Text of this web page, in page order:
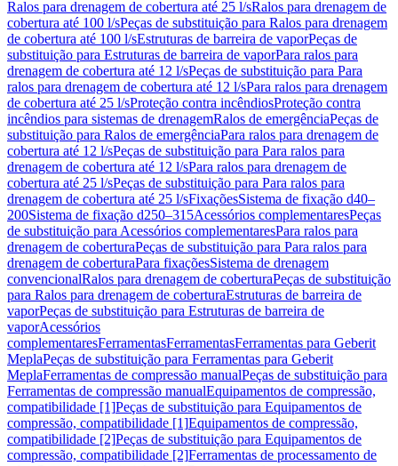
Ralos para drenagem de cobertura até 25 l/sRalos para drenagem de
cobertura até 100 l/sPeças de substituição para Ralos para drenagem
de cobertura até 100 l/sEstruturas de barreira de vaporPeças de
substituição para Estruturas de barreira de vaporPara ralos para
drenagem de cobertura até 12 l/sPeças de substituição para Para
ralos para drenagem de cobertura até 12 l/sPara ralos para drenagem
de cobertura até 25 l/sProteção contra incêndiosProteção contra
incêndios para sistemas de drenagemRalos de emergênciaPeças de
substituição para Ralos de emergênciaPara ralos para drenagem de
cobertura até 12 l/sPeças de substituição para Para ralos para
drenagem de cobertura até 12 l/sPara ralos para drenagem de
cobertura até 25 l/sPeças de substituição para Para ralos para
drenagem de cobertura até 25 l/sFixaçõesSistema de fixação d40–
200Sistema de fixação d250–315Acessórios complementaresPeças
de substituição para Acessórios complementaresPara ralos para
drenagem de coberturaPeças de substituição para Para ralos para
drenagem de coberturaPara fixaçõesSistema de drenagem
convencionalRalos para drenagem de coberturaPeças de substituição
para Ralos para drenagem de coberturaEstruturas de barreira de
vaporPeças de substituição para Estruturas de barreira de
vaporAcessórios
complementaresFerramentasFerramentasFerramentas para Geberit
MeplaPeças de substituição para Ferramentas para Geberit
MeplaFerramentas de compressão manualPeças de substituição para
Ferramentas de compressão manualEquipamentos de compressão,
compatibilidade [1]Peças de substituição para Equipamentos de
compressão, compatibilidade [1]Equipamentos de compressão,
compatibilidade [2]Peças de substituição para Equipamentos de
compressão, compatibilidade [2]Ferramentas de processamento de